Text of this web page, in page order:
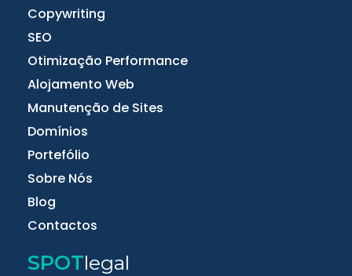
Copywriting
SEO
Otimização Performance
Alojamento Web
Manutenção de Sites
Domínios
Portefólio
Sobre Nós
Blog
Contactos
SPOTlegal